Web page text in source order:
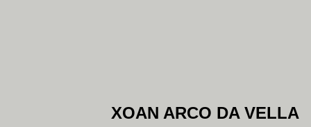
XOAN ARCO DA VELLA